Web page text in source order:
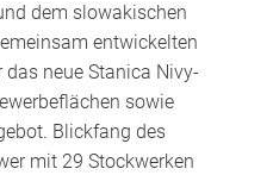
dem slowakischen
entwickelten
neue Stanica Nivy-
sowie
Blickfang des
mit 29 Stockwerken